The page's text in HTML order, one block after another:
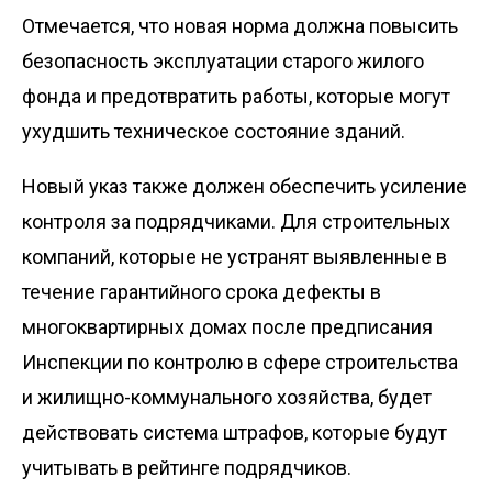
Отмечается, что новая норма должна повысить
безопасность эксплуатации старого жилого
фонда и предотвратить работы, которые могут
ухудшить техническое состояние зданий.
Новый указ также должен обеспечить усиление
контроля за подрядчиками. Для строительных
компаний, которые не устранят выявленные в
течение гарантийного срока дефекты в
многоквартирных домах после предписания
Инспекции по контролю в сфере строительства
и жилищно-коммунального хозяйства, будет
действовать система штрафов, которые будут
учитывать в рейтинге подрядчиков.